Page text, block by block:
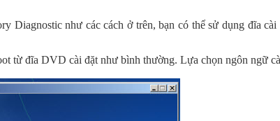
như các cách ở trên, bạn có thể sử dụng đĩa
từ đĩa DVD cài đặt như bình thường. Lựa chọn ngôn ngữ